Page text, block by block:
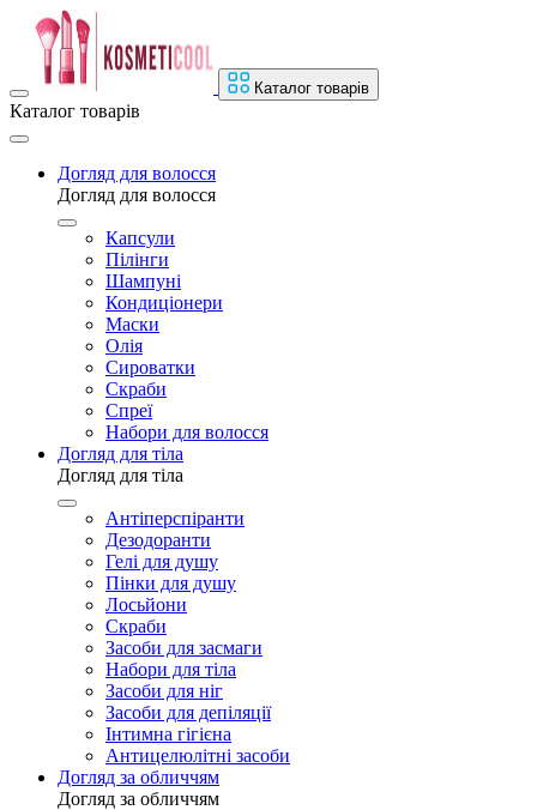
Каталог товарів
Каталог товарів
Догляд для волосся
Догляд для волосся
Капсули
Пілінги
Шампуні
Кондиціонери
Маски
Олія
Сироватки
Скраби
Спреї
Набори для волосся
Догляд для тіла
Догляд для тіла
Антіперспіранти
Дезодоранти
Гелі для душу
Пінки для душу
Лосьйони
Скраби
Засоби для засмаги
Набори для тіла
Засоби для ніг
Засоби для депіляції
Інтимна гігієна
Антицелюлітні засоби
Догляд за обличчям
Догляд за обличчям